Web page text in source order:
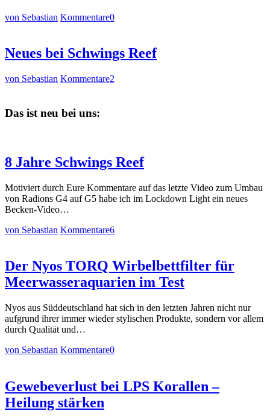
von Sebastian Kommentare0
Neues bei Schwings Reef
von Sebastian Kommentare2
Das ist neu bei uns:
8 Jahre Schwings Reef
Motiviert durch Eure Kommentare auf das letzte Video zum Umbau
von Radions G4 auf G5 habe ich im Lockdown Light ein neues
Becken-Video…
von Sebastian Kommentare6
Der Nyos TORQ Wirbelbettfilter für
Meerwasseraquarien im Test
Nyos aus Süddeutschland hat sich in den letzten Jahren nicht nur
aufgrund ihrer immer wieder stylischen Produkte, sondern vor allem
durch Qualität und…
von Sebastian Kommentare0
Gewebeverlust bei LPS Korallen –
Heilung stärken